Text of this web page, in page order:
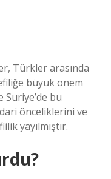
Türkler arasında
büyük önem
Suriye’de bu
önceliklerini ve
yayılmıştır.